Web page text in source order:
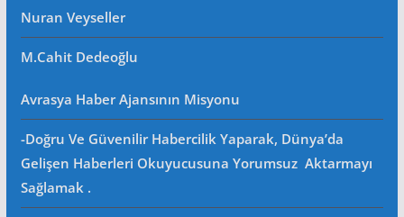
Nuran Veyseller
M.Cahit Dedeoğlu
Avrasya Haber Ajansının Misyonu
-Doğru Ve Güvenilir Habercilik Yaparak, Dünya’da
Gelişen Haberleri Okuyucusuna Yorumsuz Aktarmayı
Sağlamak .